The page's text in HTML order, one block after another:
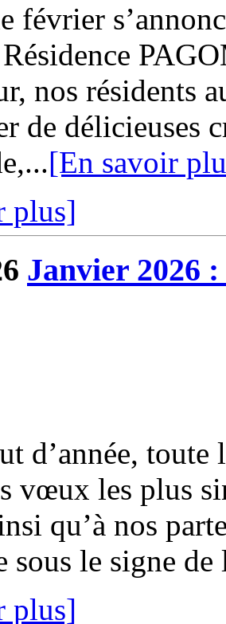
février
nos résidents
de délicieuses
[En savoir
plus]
Janvier 2026 :
d’année, toute
vœux les plus
qu’à nos
sous le signe de
plus]